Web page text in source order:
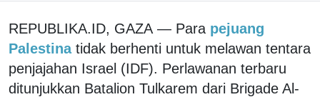
REPUBLIKA.ID, GAZA — Para pejuang
Palestina tidak berhenti untuk melawan tentara
penjajahan Israel (IDF). Perlawanan terbaru
ditunjukkan Batalion Tulkarem dari Brigade Al-